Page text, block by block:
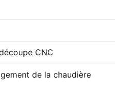
CNC
de la chaudière